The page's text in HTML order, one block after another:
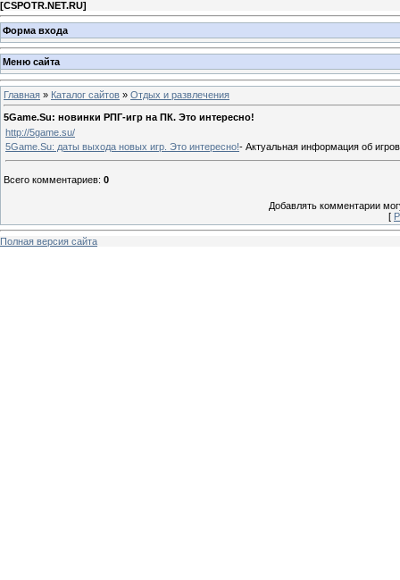
[CSPOTR.NET.RU]
Форма входа
Меню сайта
Главная » Каталог сайтов » Отдых и развлечения
5Game.Su: новинки РПГ-игр на ПК. Это интересно!
http://5game.su/
5Game.Su: даты выхода новых игр. Это интересно!- Актуальная информация об
Всего комментариев: 0
Добавлять комментарии
[
Полная версия сайта